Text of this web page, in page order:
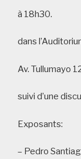
à 18h30.
dans
Av. Tullumayo
suivi d’une
Exposants:
– Pedro